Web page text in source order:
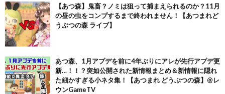
【あつ森】鬼畜？ノミは狙って捕まえられるのか？11月
の昼の虫をコンプするまで終われません！【あつまれど
うぶつの森 ライブ】
あつ森、1月アプデを前に4年ぶりにアレが先行アプデ更
新…！！？突如公開された新情報まとめ＆新情報に隠れ
た細かすぎる小ネタ集！【あつまれ どうぶつの森】@レ
ウンGameTV